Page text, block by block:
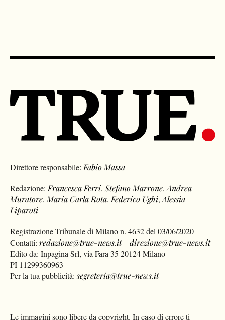
Direttore responsabile: Fabio Massa
Redazione: Francesca Ferri,Stefano Marrone,Andrea
Muratore, Maria Carla Rota, Federico Ughi,Alessia
Liparoti
Registrazione Tribunale di Milano n. 4632 del 03/06/2020
Contatti:redazione@true-news.it–direzione@true-news.it
Edito da: Inpagina Srl, via Fara 35 20124 Milano
PI 11299360963
Per la tua pubblicità:segreteria@true-news.it
Le immagini sono libere da copyright. In caso di errore ti